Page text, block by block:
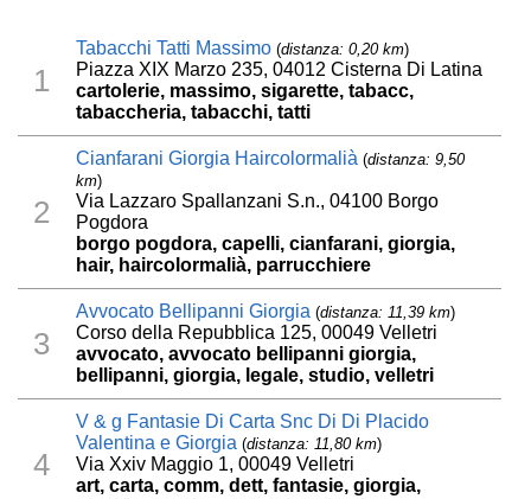
1
Tabacchi Tatti Massimo (distanza: 0,20 km)
Piazza XIX Marzo 235, 04012 Cisterna Di Latina
cartolerie, massimo, sigarette, tabacc,
tabaccheria, tabacchi, tatti
2
Cianfarani Giorgia Haircolormalià (distanza: 9,50
km)
Via Lazzaro Spallanzani S.n., 04100 Borgo
Pogdora
borgo pogdora, capelli, cianfarani, giorgia,
hair, haircolormalià, parrucchiere
3
Avvocato Bellipanni Giorgia (distanza: 11,39 km)
Corso della Repubblica 125, 00049 Velletri
avvocato, avvocato bellipanni giorgia,
bellipanni, giorgia, legale, studio, velletri
4
V & g Fantasie Di Carta Snc Di Di Placido
Valentina e Giorgia (distanza: 11,80 km)
Via Xxiv Maggio 1, 00049 Velletri
art, carta, comm, dett, fantasie, giorgia,